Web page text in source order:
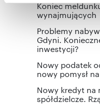
Partnerzy mogą
korzystania z ich usług.
Koniec
wynajmujących
Problemy
Gdyni.
inwestycji?
Nowy podatek
nowy pomysł
Nowy kredyt na
spółdzielcze.